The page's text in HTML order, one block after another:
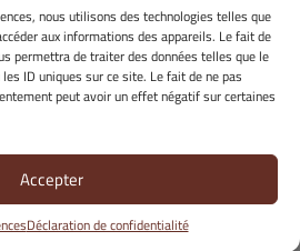
nous utilisons des technologies telles que
aux informations des appareils. Le fait de
permettra de traiter des données telles que le
ID uniques sur ce site. Le fait de ne pas
peut avoir un effet négatif sur certaines
Accepter
Déclaration de confidentialité
confidentialité
- Université de Bourgogne
de Bourgogne Europe